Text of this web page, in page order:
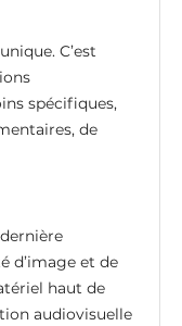
C’est
spécifiques,
de
d’image et de
haut de
audiovisuelle